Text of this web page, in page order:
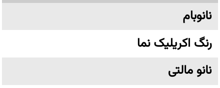
نانوبام
رنگ اکریلیک نما
نانو مالتی